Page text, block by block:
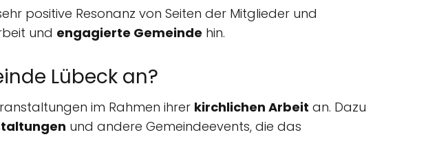
positive Resonanz von Seiten der Mitglieder und
und engagierte Gemeinde hin.
Lübeck an?
im Rahmen ihrer kirchlichen Arbeit an. Dazu
und andere Gemeindeevents, die das